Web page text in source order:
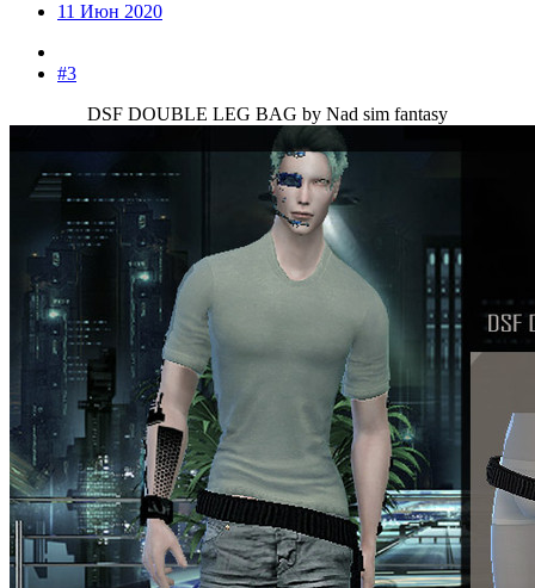
11 Июн 2020
#3
DSF DOUBLE LEG BAG by Nad sim fantasy